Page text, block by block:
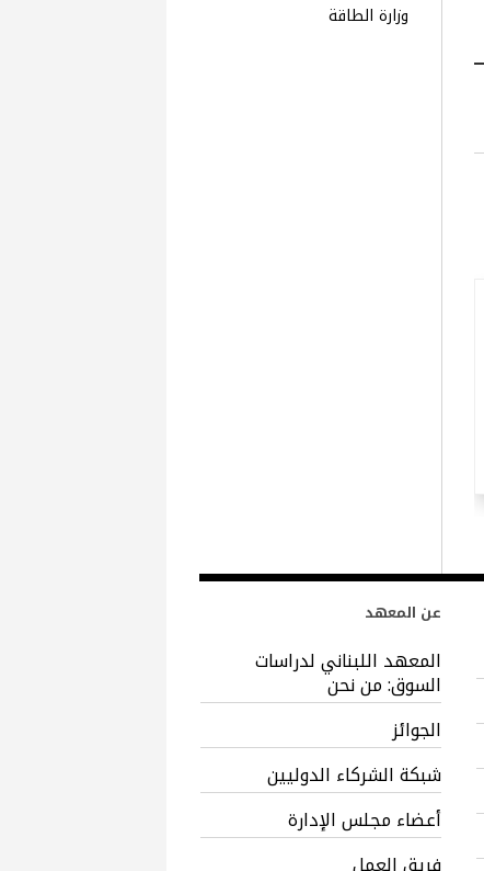
وزارة الطاقة
عن المعهد
المعهد اللبناني لدراسات
السوق: من نحن
الجوائز
شبكة الشركاء الدوليين
أعضاء مجلس الإدارة